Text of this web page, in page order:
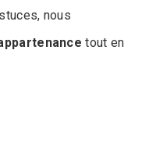
nous
tout en